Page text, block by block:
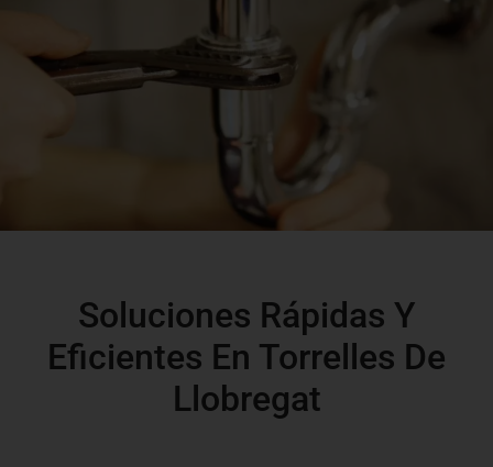
Soluciones Rápidas Y
Eficientes En Torrelles De
Llobregat